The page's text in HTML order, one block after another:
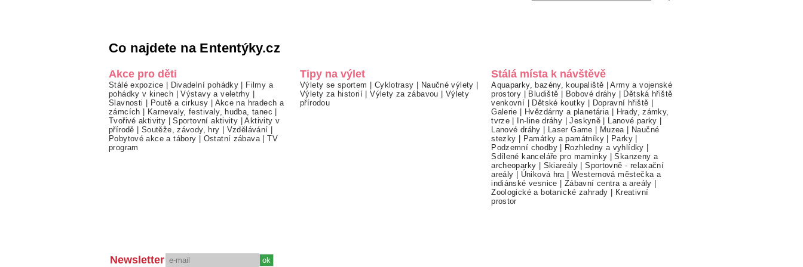
Co najdete na Ententýky.cz
Akce pro děti
Stálé expozice | Divadelní pohádky | Filmy a
pohádky v kinech |Výstavy a veletrhy |
Slavnosti | Poutě a cirkusy | Akce na hradech a
zámcích | Karnevaly, festivaly, hudba, tanec |
Tvořivé aktivity |Sportovní aktivity |Aktivity v
přírodě | Soutěže, závody, hry | Vzdělávání |
Pobytové akce a tábory | Ostatní zábava |TV
program
Tipy na výlet
Výlety se sportem | Cyklotrasy | Naučné výlety |
Výlety za historií |Výlety za zábavou | Výlety
přírodou
Stálá místa k návštěvě
Aquaparky, bazény, koupaliště |Army a vojenské
prostory | Bludiště | Bobové dráhy | Dětská hřiště
venkovní | Dětské koutky | Dopravní hřiště |
Galerie | Hvězdárny a planetária | Hrady, zámky,
tvrze | In-line dráhy |Jeskyně | Lanové parky |
Lanové dráhy | Laser Game | Muzea | Naučné
stezky | Památky a památníky| Parky |
Podzemní chodby| Rozhledny a vyhlídky |
Sdílené kanceláře pro maminky |Skanzeny a
archeoparky | Skiareály |Sportovně - relaxační
areály | Úniková hra |Westernová městečka a
indiánské vesnice | Zábavní centra a areály |
Zoologické a botanické zahrady | Kreativní
prostor
Newsletter